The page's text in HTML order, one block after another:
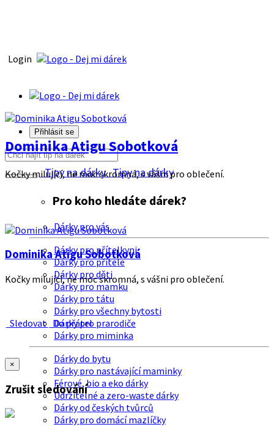
Login
Přihlásit se
Tipy na dárkyTipy na dárky
Pro koho hledáte dárek?
Dárky pro vás
Dárky pro přítelkyni
Dárky pro přítele
Dárky pro děti
Dárky pro mamku
Dárky pro tátu
Dárky pro všechny bytosti
Dárky pro prarodiče
Dárky pro miminka
Dárky do bytu
Dárky pro nastávající maminky
Férové, bio a eko dárky
Udržitelné a zero-waste dárky
Dárky od českých tvůrců
Dárky pro domácí mazlíčky
Dominika Atigu Sobotková
Kočky milující, ne moc skromná, s vášni pro oblečení.
Dominika Atigu Sobotková
Kočky milující, ne moc skromná, s vášni pro oblečení.
Sledovat Do přátel
×
Zrušit sledování